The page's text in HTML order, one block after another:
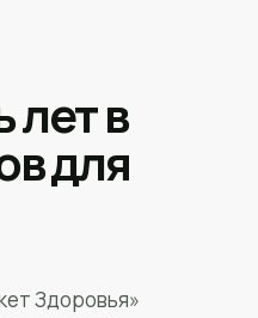
лет в
для
Здоровья»